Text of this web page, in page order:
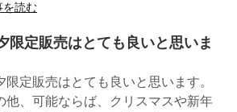
を読む
限定販売はとても良いと思いま
限定販売はとても良いと思います。
他、可能ならば、クリスマスや新年